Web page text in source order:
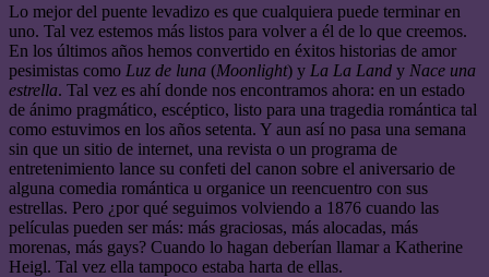
Lo mejor del puente levadizo es que cualquiera puede terminar en
uno. Tal vez estemos más listos para volver a él de lo que creemos.
En los últimos años hemos convertido en éxitos historias de amor
pesimistas como Luz de luna (Moonlight) y La La Land y Nace una
estrella. Tal vez es ahí donde nos encontramos ahora: en un estado
de ánimo pragmático, escéptico, listo para una tragedia romántica tal
como estuvimos en los años setenta. Y aun así no pasa una semana
sin que un sitio de internet, una revista o un programa de
entretenimiento lance su confeti del canon sobre el aniversario de
alguna comedia romántica u organice un reencuentro con sus
estrellas. Pero ¿por qué seguimos volviendo a 1876 cuando las
películas pueden ser más: más graciosas, más alocadas, más
morenas, más gays? Cuando lo hagan deberían llamar a Katherine
Heigl. Tal vez ella tampoco estaba harta de ellas.